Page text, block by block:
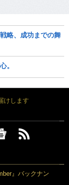
略、成功までの舞
。
けします
』バックナン